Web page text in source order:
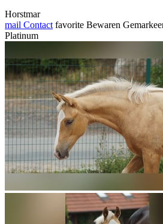
Horstmar
mail Contact favorite Bewaren
Platinum